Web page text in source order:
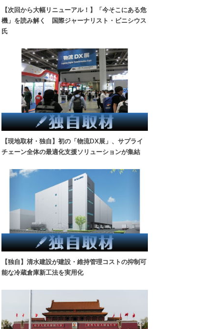
【次回から大幅リニューアル！】「今そこにある危
機」を読み解く 国際ジャーナリスト・ビニシウス
氏
【現地取材・独自】初の「物流DX展」、サプライ
チェーン全体の最適化支援ソリューションが集結
【独自】清水建設が建設・維持管理コストの抑制可
能な冷蔵倉庫新工法を実用化